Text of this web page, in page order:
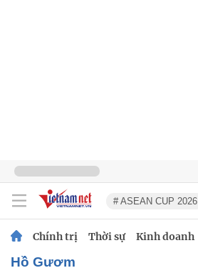
# ASEAN CUP 2026
Chính trị Thời sự Kinh doanh
hồ Gươm